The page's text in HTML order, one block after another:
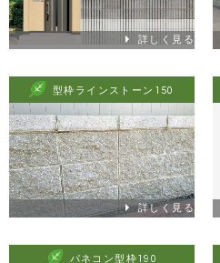
詳しく見る
型枠ラインストーン150
詳しく見る
パネコン型枠190